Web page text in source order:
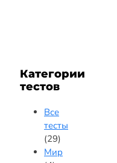
Категории
тестов
Все
тесты
(29)
Мир